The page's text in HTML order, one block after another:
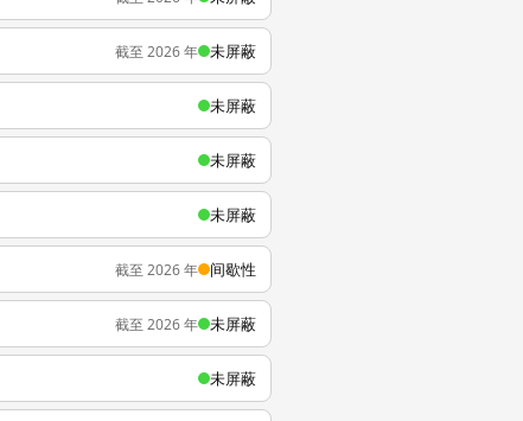
截至 2026 年 未屏蔽
未屏蔽
未屏蔽
未屏蔽
截至 2026 年 间歇性
截至 2026 年 未屏蔽
未屏蔽